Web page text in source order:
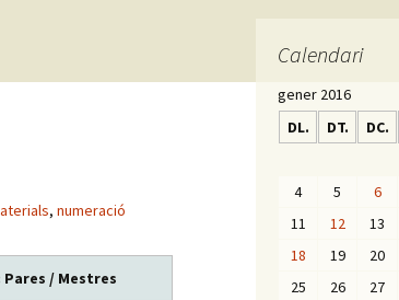
, numeració
/ Mestres
Calendari
gener 2016
DL.
DT. DC.
4
5 6
11
12 13
18
19 20
25
26 27